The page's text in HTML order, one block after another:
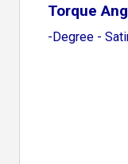
Torque
-Degree -